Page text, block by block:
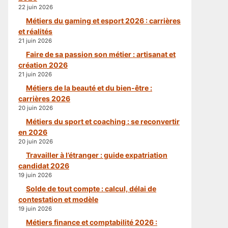
22 juin 2026
Métiers du gaming et esport 2026 : carrières
et réalités
21 juin 2026
Faire de sa passion son métier : artisanat et
création 2026
21 juin 2026
Métiers de la beauté et du bien-être :
carrières 2026
20 juin 2026
Métiers du sport et coaching : se reconvertir
en 2026
20 juin 2026
Travailler à l’étranger : guide expatriation
candidat 2026
19 juin 2026
Solde de tout compte : calcul, délai de
contestation et modèle
19 juin 2026
Métiers finance et comptabilité 2026 :